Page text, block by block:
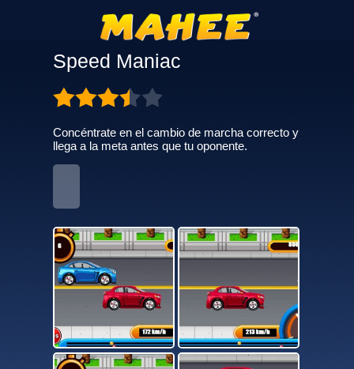
Speed Maniac
Concéntrate en el cambio de marcha correcto y
llega a la meta antes que tu oponente.